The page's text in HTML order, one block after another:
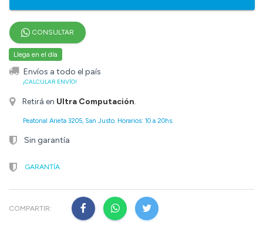
CONSULTAR
Llega en el día
Envíos a todo el país
¡CALCULAR ENVÍO!
Retirá en Ultra Computación.
Peatonal Arieta 3205, San Justo. Horarios: 10 a 20hs.
Sin garantía
GARANTÍA
COMPARTIR: